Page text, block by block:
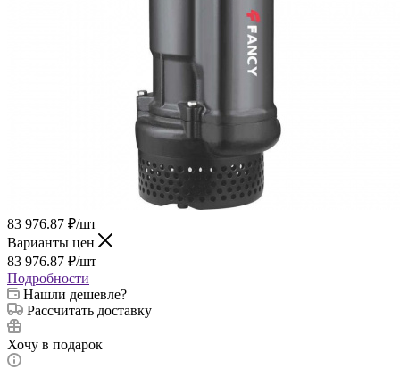
83 976.87 ₽/шт
Варианты цен
83 976.87 ₽/шт
Подробности
Нашли дешевле?
Рассчитать доставку
Хочу в подарок